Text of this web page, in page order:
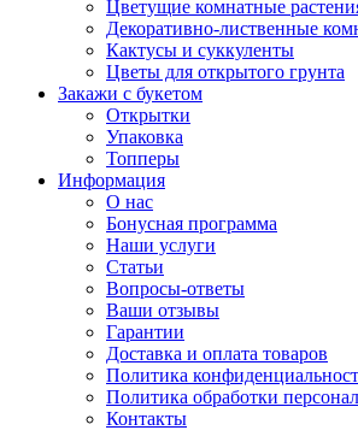
Цветущие комнатные
Декоративно-лиственные
Кактусы и суккуленты
Цветы для открытого грунта
Закажи с букетом
Открытки
Упаковка
Топперы
Информация
О нас
Бонусная программа
Наши услуги
Статьи
Вопросы-ответы
Ваши отзывы
Гарантии
Доставка и оплата товаров
Политика
Политика обработки
Контакты